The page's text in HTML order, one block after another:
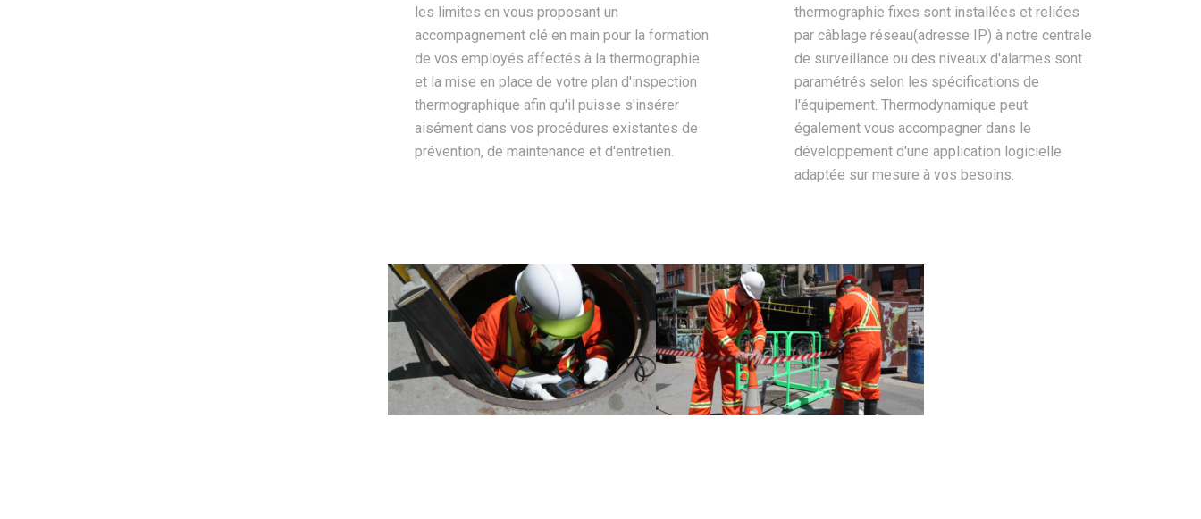
les limites en vous proposant un
accompagnement clé en main pour la formation
de vos employés affectés à la thermographie
et la mise en place de votre plan d'inspection
thermographique afin qu'il puisse s'insérer
aisément dans vos procédures existantes de
prévention, de maintenance et d'entretien.
thermographie fixes sont installées et reliées
par câblage réseau(adresse IP) à notre centrale
de surveillance ou des niveaux d'alarmes sont
paramétrés selon les spécifications de
l'équipement. Thermodynamique peut
également vous accompagner dans le
développement d'une application logicielle
adaptée sur mesure à vos besoins.